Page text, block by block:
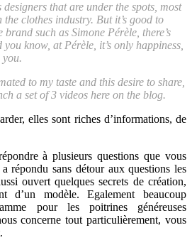
that are under the spots, most
clothes industry. But it’s good to
such as Simone Pérèle, there’s
know, at Pérèle, it’s only happiness,
you.
to my taste and this desire to share,
a set of 3 videos here on the blog.
elles sont riches d’informations, de
à plusieurs questions que vous
répondu sans détour aux questions les
ouvert quelques secrets de création,
modèle. Egalement beaucoup
pour les poitrines généreuses
concerne tout particulièrement, vous